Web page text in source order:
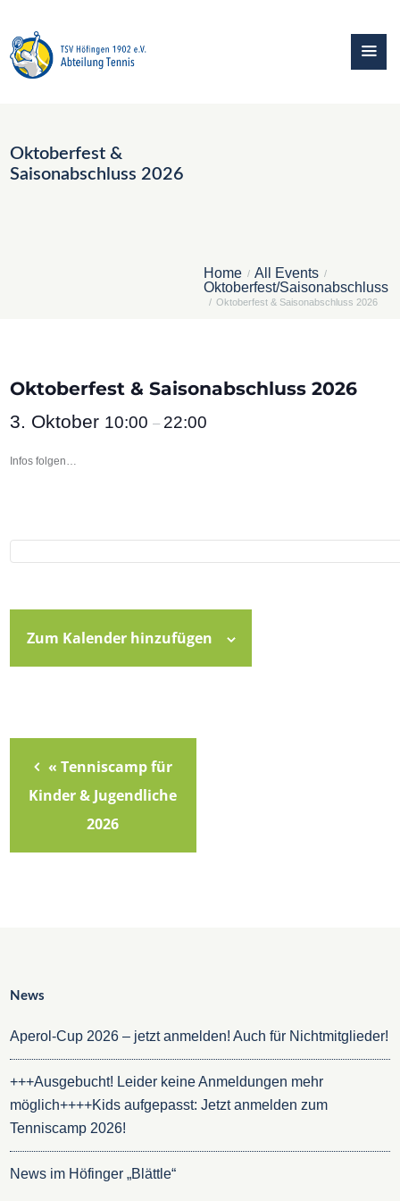
Oktoberfest &
Saisonabschluss 2026
Home
All Events
Oktoberfest/Saisonabschluss
Oktoberfest & Saisonabschluss 2026
Oktoberfest & Saisonabschluss 2026
3. Oktober 10:00– 22:00
Infos folgen…
Zum Kalender hinzufügen
« Tenniscamp für
Kinder & Jugendliche
2026
News
Aperol-Cup 2026 – jetzt anmelden! Auch für Nichtmitglieder!
+++Ausgebucht! Leider keine Anmeldungen mehr
möglich++++Kids aufgepasst: Jetzt anmelden zum
Tenniscamp 2026!
News im Höfinger „Blättle“